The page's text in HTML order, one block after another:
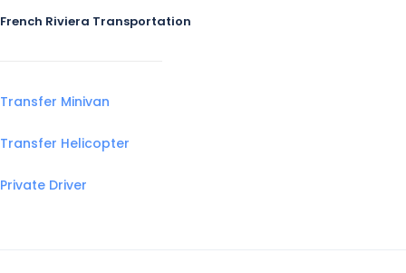
French Riviera Transportation
Transfer Minivan
Transfer Helicopter
Private Driver